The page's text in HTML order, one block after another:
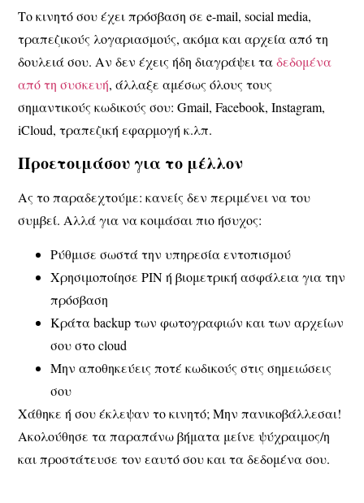
Το κινητό σου έχει πρόσβαση σε e-mail, social media,
τραπεζικούς λογαριασμούς, ακόμα και αρχεία από τη
δουλειά σου. Αν δεν έχεις ήδη διαγράψει ταδεδομένα
από τη συσκευή,άλλαξε αμέσως όλους τους
σημαντικούς κωδικούς σου: Gmail, Facebook, Instagram,
iCloud, τραπεζική εφαρμογή κ.λπ.
Προετοιμάσου για το μέλλον
Ας το παραδεχτούμε: κανείς δεν περιμένει να του
συμβεί. Αλλά για να κοιμάσαι πιο ήσυχος:
Ρύθμισε σωστά την υπηρεσία εντοπισμού
Χρησιμοποίησε PIN ή βιομετρική ασφάλειαγια την
πρόσβαση
Κράτα backupτων φωτογραφιών και των αρχείων
σου στο cloud
Μην αποθηκεύεις ποτέ κωδικούς στις σημειώσεις
σου
Χάθηκε ή σου έκλεψαν το κινητό; Μην πανικοβάλλεσαι!
Ακολούθησε τα παραπάνω βήματα μείνε ψύχραιμος/η
και προστάτευσε τον εαυτό σου και τα δεδομένα σου.